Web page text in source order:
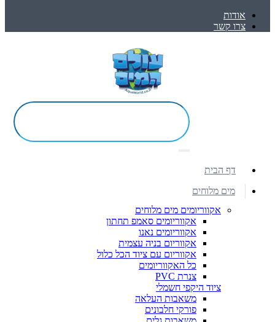
אודות
צרו קשר
דף הבית
מים מלוחים
אקווריומים מים מלוחים
אקווריומים סאמפ תחתון
אקווריומים נאנו
אקווריום בניה עצמית
אקווריום עם ציוד הכל כלול
כל האקווריומים
צנרת PVC
ציוד היקפי חשמלי
משאבות העלאה
פורקי חלבונים